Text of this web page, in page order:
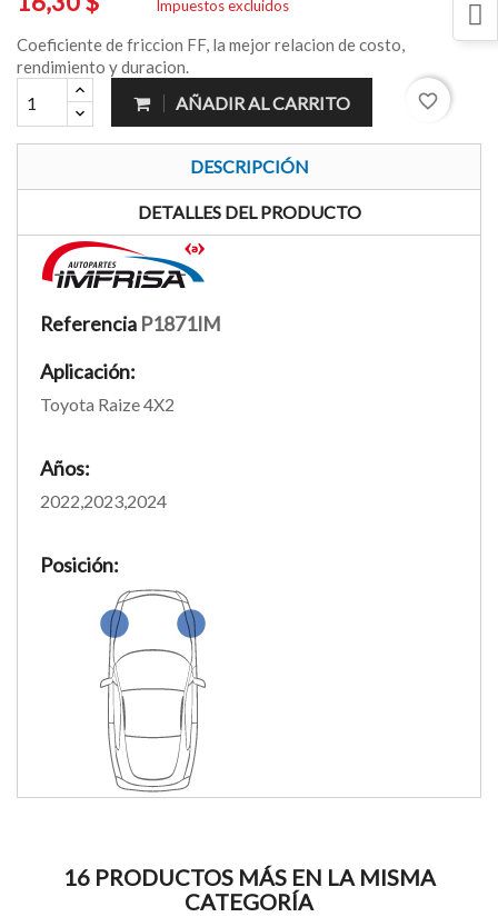
Impuestos excluidos
Coeficiente de friccion FF, la mejor relacion de costo,
rendimiento y duracion.
AÑADIR AL CARRITO favorite_border
DESCRIPCIÓN
DETALLES DEL PRODUCTO
Referencia P1871IM
Aplicación:
Toyota Raize 4X2
Años:
2022,2023,2024
Posición:
16 PRODUCTOS MÁS EN LA MISMA
CATEGORÍA